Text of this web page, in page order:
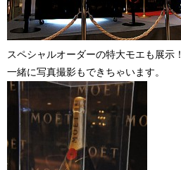
スペシャルオーダーの特大モエも展示！
一緒に写真撮影もできちゃいます。